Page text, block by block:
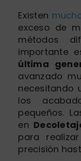
Existen
exceso de
métodos
importante
última
avanzado
necesitando
los
pequeños.
en
para
precisión